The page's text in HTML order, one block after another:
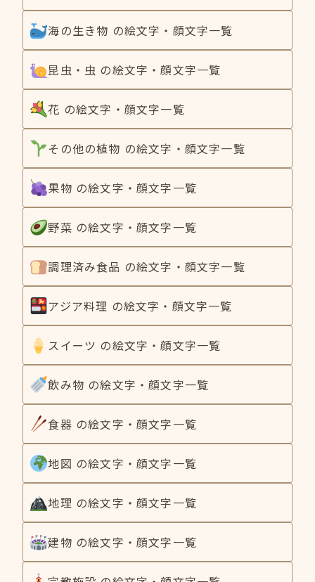
海の生き物 の絵文字・顔文字一覧
昆虫・虫 の絵文字・顔文字一覧
花 の絵文字・顔文字一覧
その他の植物 の絵文字・顔文字一覧
果物 の絵文字・顔文字一覧
野菜 の絵文字・顔文字一覧
調理済み食品 の絵文字・顔文字一覧
アジア料理 の絵文字・顔文字一覧
スイーツ の絵文字・顔文字一覧
飲み物 の絵文字・顔文字一覧
食器 の絵文字・顔文字一覧
地図 の絵文字・顔文字一覧
地理 の絵文字・顔文字一覧
建物 の絵文字・顔文字一覧